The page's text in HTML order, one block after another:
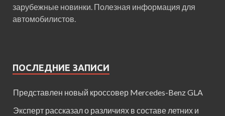
зарубежные новинки. Полезная информация для
автомобилистов.
ПОСЛЕДНИЕ ЗАПИСИ
Представлен новый кроссовер Mercedes-Benz GLA
Эксперт рассказал о различиях в составе летних и